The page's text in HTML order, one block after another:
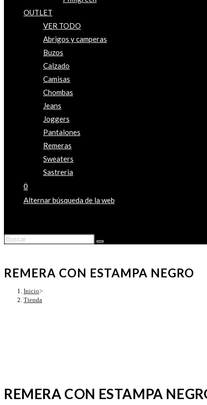
OUTLET
VER TODO
Abrigos y camperas
Buzos
Calzado
Camisas
Chombas
Jeans
Joggers
Pantalones
Remeras
Sweaters
Sastreria
0
Alternar búsqueda de la web
REMERA CON ESTAMPA NEGRO
Inicio>
Tienda
REMERA CON ESTAMPA